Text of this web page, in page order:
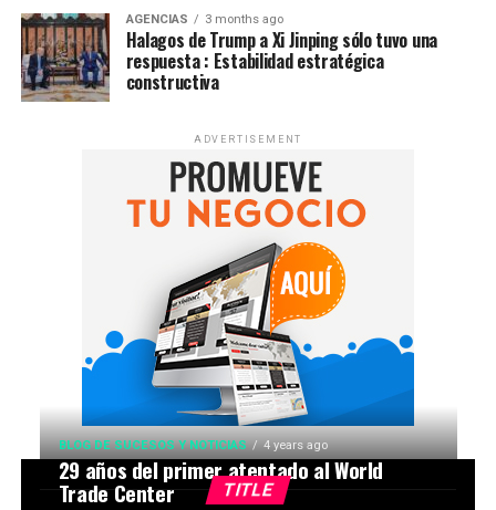
AGENCIAS 3 months ago
Halagos de Trump a Xi Jinping sólo tuvo una
respuesta : Estabilidad estratégica
constructiva
ADVERTISEMENT
TITLE
BLOG DE SUCESOS Y NOTICIAS 4 years ago
29 años del primer atentado al World
Trade Center